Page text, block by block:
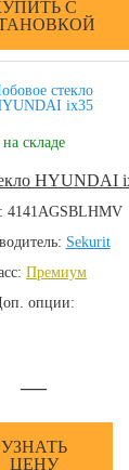
С
на складе
HYUNDAI
4141AGSBLHMV
Sekurit
Премиум
опции:
—
УЗНАТЬ
ЦЕНУ